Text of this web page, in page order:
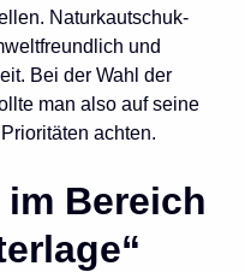
Naturkautschuk-
und
Bei der Wahl der
man also auf seine
achten.
Bereich